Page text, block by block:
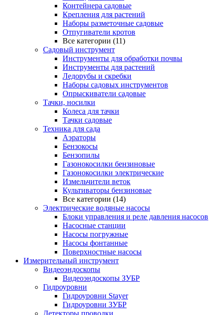
Контейнера садовые
Крепления для растений
Наборы разметочные садовые
Отпугиватели кротов
Все категории (11)
Садовый инструмент
Инструменты для обработки почвы
Инструменты для растений
Ледорубы и скребки
Наборы садовых инструментов
Опрыскиватели садовые
Тачки, носилки
Колеса для тачки
Тачки садовые
Техника для сада
Аэраторы
Бензокосы
Бензопилы
Газонокосилки бензиновые
Газонокосилки электрические
Измельчители веток
Культиваторы бензиновые
Все категории (14)
Электрические водяные насосы
Блоки управления и реле давления насосов
Насосные станции
Насосы погружные
Насосы фонтанные
Поверхностные насосы
Измерительный инструмент
Видеоэндоскопы
Видеоэндоскопы ЗУБР
Гидроуровни
Гидроуровни Stayer
Гидроуровни ЗУБР
Детекторы проводки